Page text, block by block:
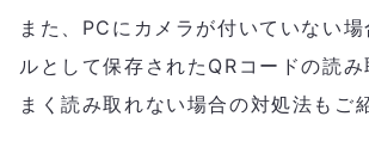
また、PCにカメラが付いていない場
ルとして保存されたQRコードの読み
まく読み取れない場合の対処法もご